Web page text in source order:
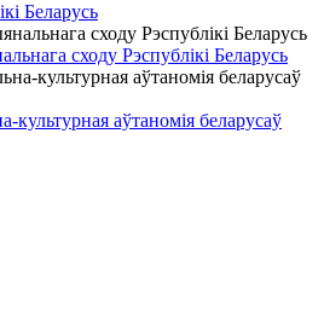
Беларусь
сходу Рэспублікі Беларусь
культурная аўтаномія беларусаў